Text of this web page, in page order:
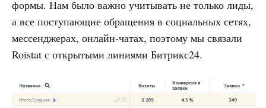
формы. Нам было важно учитывать не только лиды,
а все поступающие обращения в социальных сетях,
мессенджерах, онлайн-чатах, поэтому мы связали
Roistat с открытыми линиями Битрикс24.